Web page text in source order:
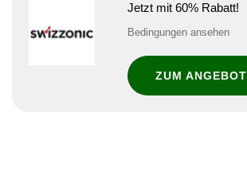
Jetzt mit 60% Rabatt!
Bedingungen ansehen
ZUM ANGEBOT